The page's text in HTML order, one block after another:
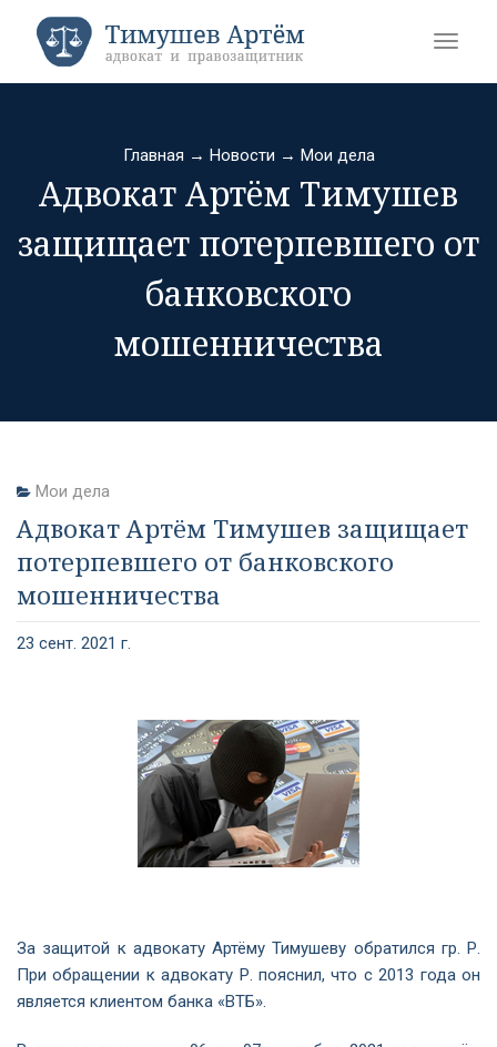
Главная → Новости → Мои дела
Адвокат Артём Тимушев
защищает потерпевшего от
банковского
мошенничества
Мои дела
Адвокат Артём Тимушев защищает
потерпевшего от банковского
мошенничества
23 сент. 2021 г.
За защитой к адвокату Артёму Тимушеву обратился гр. Р.
При обращении к адвокату Р. пояснил, что с 2013 года он
является клиентом банка «ВТБ».